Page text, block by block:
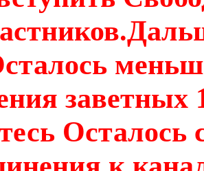
заветных
Осталось